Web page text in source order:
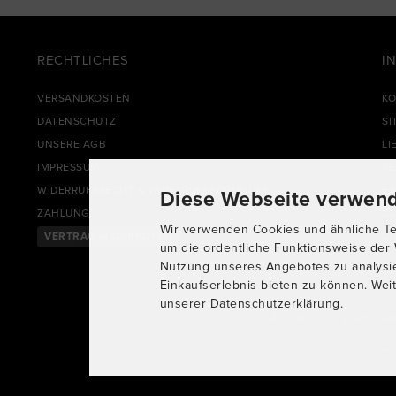
RECHTLICHES
VERSANDKOSTEN
DATENSCHUTZ
UNSERE AGB
IMPRESSUM
WIDERRUFSRECHT & WIDERRUFSFORMULAR
ZAHLUNG
VERTRAG WIDERRUFEN
Diese Webseite
Wir verwenden Cookies und ähnliche
um die ordentliche Funktionsweise der
Nutzung unseres Angebotes zu
Einkaufserlebnis bieten zu können.
unserer Datenschutzerklärung.